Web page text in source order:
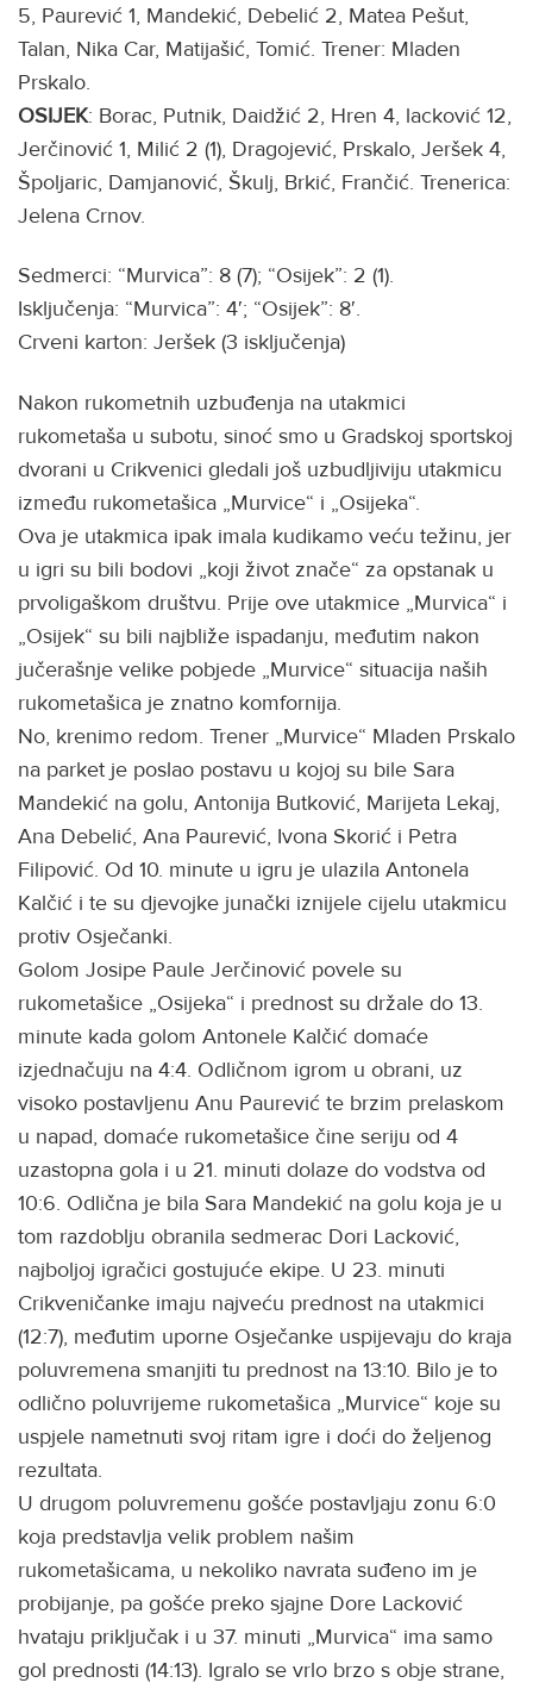
5, Paurević 1, Mandekić, Debelić 2, Matea Pešut,
Talan, Nika Car, Matijašić, Tomić. Trener: Mladen
Prskalo.
OSIJEK: Borac, Putnik, Daidžić 2, Hren 4, lacković 12,
Jerčinović 1, Milić 2 (1), Dragojević, Prskalo, Jeršek 4,
Špoljaric, Damjanović, Škulj, Brkić, Frančić. Trenerica:
Jelena Crnov.
Sedmerci: “Murvica”: 8 (7); “Osijek”: 2 (1).
Isključenja: “Murvica”: 4′; “Osijek”: 8′.
Crveni karton: Jeršek (3 isključenja)
Nakon rukometnih uzbuđenja na utakmici
rukometaša u subotu, sinoć smo u Gradskoj sportskoj
dvorani u Crikvenici gledali još uzbudljiviju utakmicu
između rukometašica „Murvice“ i „Osijeka“.
Ova je utakmica ipak imala kudikamo veću težinu, jer
u igri su bili bodovi „koji život znače“ za opstanak u
prvoligaškom društvu. Prije ove utakmice „Murvica“ i
„Osijek“ su bili najbliže ispadanju, međutim nakon
jučerašnje velike pobjede „Murvice“ situacija naših
rukometašica je znatno komfornija.
No, krenimo redom. Trener „Murvice“ Mladen Prskalo
na parket je poslao postavu u kojoj su bile Sara
Mandekić na golu, Antonija Butković, Marijeta Lekaj,
Ana Debelić, Ana Paurević, Ivona Skorić i Petra
Filipović. Od 10. minute u igru je ulazila Antonela
Kalčić i te su djevojke junački iznijele cijelu utakmicu
protiv Osječanki.
Golom Josipe Paule Jerčinović povele su
rukometašice „Osijeka“ i prednost su držale do 13.
minute kada golom Antonele Kalčić domaće
izjednačuju na 4:4. Odličnom igrom u obrani, uz
visoko postavljenu Anu Paurević te brzim prelaskom
u napad, domaće rukometašice čine seriju od 4
uzastopna gola i u 21. minuti dolaze do vodstva od
10:6. Odlična je bila Sara Mandekić na golu koja je u
tom razdoblju obranila sedmerac Dori Lacković,
najboljoj igračici gostujuće ekipe. U 23. minuti
Crikveničanke imaju najveću prednost na utakmici
(12:7), međutim uporne Osječanke uspijevaju do kraja
poluvremena smanjiti tu prednost na 13:10. Bilo je to
odlično poluvrijeme rukometašica „Murvice“ koje su
uspjele nametnuti svoj ritam igre i doći do željenog
rezultata.
U drugom poluvremenu gošće postavljaju zonu 6:0
koja predstavlja velik problem našim
rukometašicama, u nekoliko navrata suđeno im je
probijanje, pa gošće preko sjajne Dore Lacković
hvataju priključak i u 37. minuti „Murvica“ ima samo
gol prednosti (14:13). Igralo se vrlo brzo s obje strane,